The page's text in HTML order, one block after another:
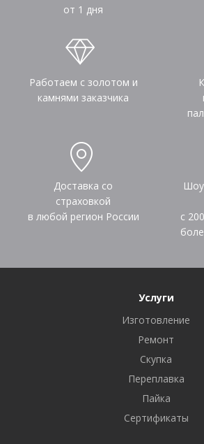
от 1 дня
Работаем с золотом и
камнями заказчика
Доставка со
страховкой
в любой регион России
с
Услуги
Изготовление
Ремонт
Скупка
Переплавка
Пайка
Сертификаты